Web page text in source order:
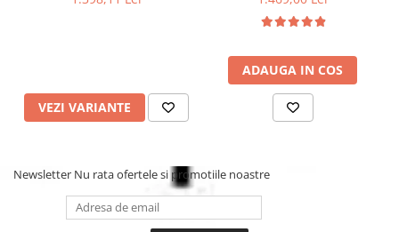
5 Poziții de înclinare:
Permite reglarea unghiului pentru
măsură ce copilul crește, până la 150 cm.
Țesături premium, moi și ecologice,
VEZI VARIANTE
ADAUGA IN COS
Newsletter Nu rata ofertele si promotiile noastre